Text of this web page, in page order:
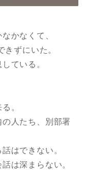
かなくて、
ずにいた。
ている。
。
人たち、別部署
はできない。
は深まらない。